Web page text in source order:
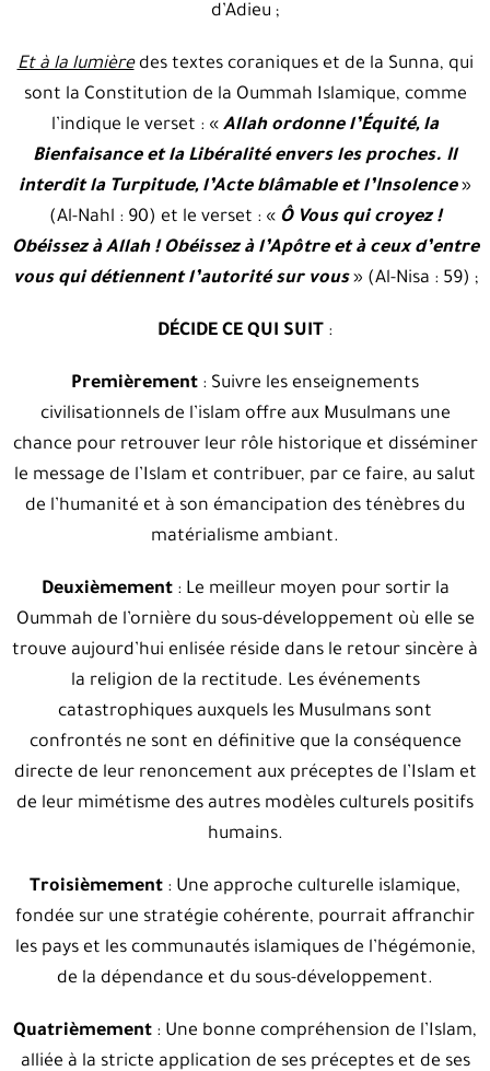
d’Adieu ;
Et à la lumièredes textes coraniques et de la Sunna, qui
sont la Constitution de la Oummah Islamique, comme
l’indique le verset : « Allah ordonne l’Équité, la
Bienfaisance et la Libéralité envers les proches. Il
interdit la Turpitude, l’Acte blâmable et l’Insolence»
(Al-Nahl : 90) et le verset : « Ô Vous qui croyez !
Obéissez à Allah ! Obéissez à l’Apôtre et à ceux d’entre
vous qui détiennent l’autorité sur vous» (Al-Nisa : 59) ;
DÉCIDE CE QUI SUIT :
Premièrement : Suivre les enseignements
civilisationnels de l’islam offre aux Musulmans une
chance pour retrouver leur rôle historique et disséminer
le message de l’Islam et contribuer, par ce faire, au salut
de l’humanité et à son émancipation des ténèbres du
matérialisme ambiant.
Deuxièmement: Le meilleur moyen pour sortir la
Oummah de l’ornière du sous-développement où elle se
trouve aujourd’hui enlisée réside dans le retour sincère à
la religion de la rectitude. Les événements
catastrophiques auxquels les Musulmans sont
confrontés ne sont en définitive que la conséquence
directe de leur renoncement aux préceptes de l’Islam et
de leur mimétisme des autres modèles culturels positifs
humains.
Troisièmement : Une approche culturelle islamique,
fondée sur une stratégie cohérente, pourrait affranchir
les pays et les communautés islamiques de l’hégémonie,
de la dépendance et du sous-développement.
Quatrièmement : Une bonne compréhension de l’Islam,
alliée à la stricte application de ses préceptes et de ses